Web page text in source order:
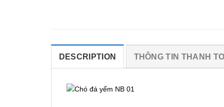
DESCRIPTION THÔNG TIN THANH